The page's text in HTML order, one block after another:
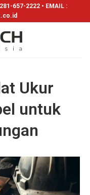
657-2222 • EMAIL :
Ukur
untuk